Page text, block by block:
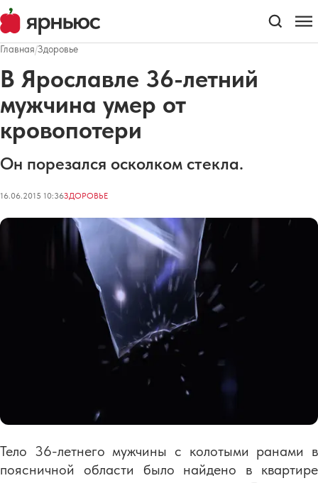
Главная/Здоровье
В Ярославле 36-летний
мужчина умер от
кровопотери
Он порезался осколком стекла.
16.06.2015 10:36ЗДОРОВЬЕ
Тело 36-летнего мужчины с колотыми ранами в
поясничной области было найдено в квартире